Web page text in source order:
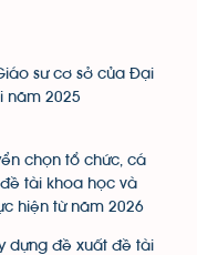
sư cơ sở của Đại
năm 2025
chọn tổ chức, cá
tài khoa học và
hiện từ năm 2026
dựng đề xuất đề tài